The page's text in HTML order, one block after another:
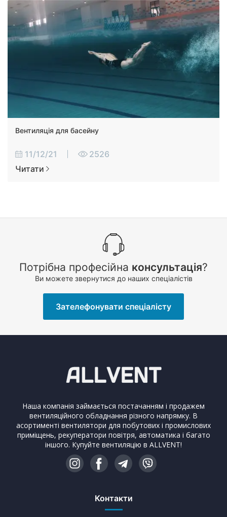
Вентиляція для басейну
11/12/21
2526
Читати
Потрібна професійна консультація?
Ви можете звернутися до наших спеціалістів
Зателефонувати спеціалісту
Наша компанія займається постачанням і продажем
вентиляційного обладнання різного напрямку. В
асортименті вентилятори для побутових і промислових
приміщень, рекуператори повітря, автоматика і багато
іншого. Купуйте вентиляцію в ALLVENT!
Контакти